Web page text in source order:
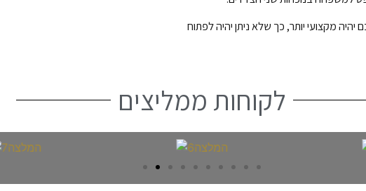
מקצועי יותר, כך שלא ניתן יהיה לפתוח
לקוחות ממליצים